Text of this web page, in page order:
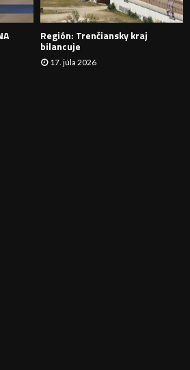
E
Región: Trenčiansky kraj
bilancuje
17. júla 2026